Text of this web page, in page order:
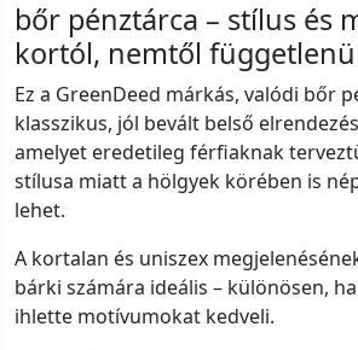
bőr pénztárca – stílus és
kortól, nemtől
Ez a GreenDeed márkás, valódi bőr
klasszikus, jól bevált belső
amelyet eredetileg férfiaknak
stílusa miatt a hölgyek körében is
lehet.
A kortalan és uniszex
bárki számára ideális – különösen,
ihlette motívumokat kedveli.